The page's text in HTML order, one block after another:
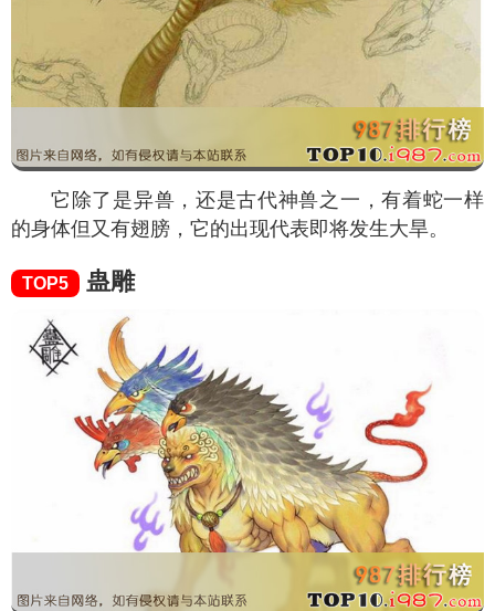
它除了是异兽，还是古代神兽之一，有着蛇一样
的身体但又有翅膀，它的出现代表即将发生大旱。
TOP5 蛊雕